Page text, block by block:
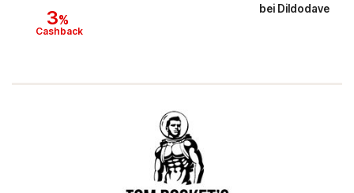
3%
Cashback
bei Dildodave